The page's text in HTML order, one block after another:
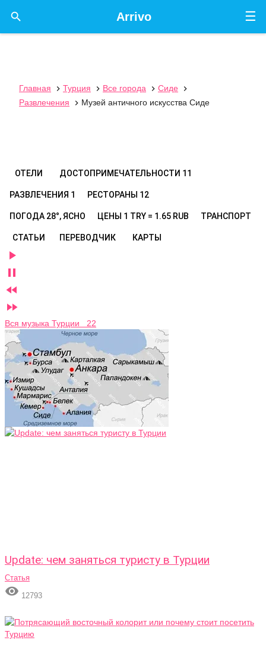
☰
Arrivo

Главная  Турция  Все города  Сиде

Развлечения
 Музей античного искусства Сиде
ОТЕЛИ ДОСТОПРИМЕЧАТЕЛЬНОСТИ 11
РАЗВЛЕЧЕНИЯ 1 РЕСТОРАНЫ 12
ПОГОДА 28°, ЯСНО ЦЕНЫ 1 TRY = 1.65 RUB ТРАНСПОРТ
СТАТЬИ ПЕРЕВОДЧИК КАРТЫ




Вся музыка Турции 22
Update: чем заняться туристу в Турции
Статья
 12793